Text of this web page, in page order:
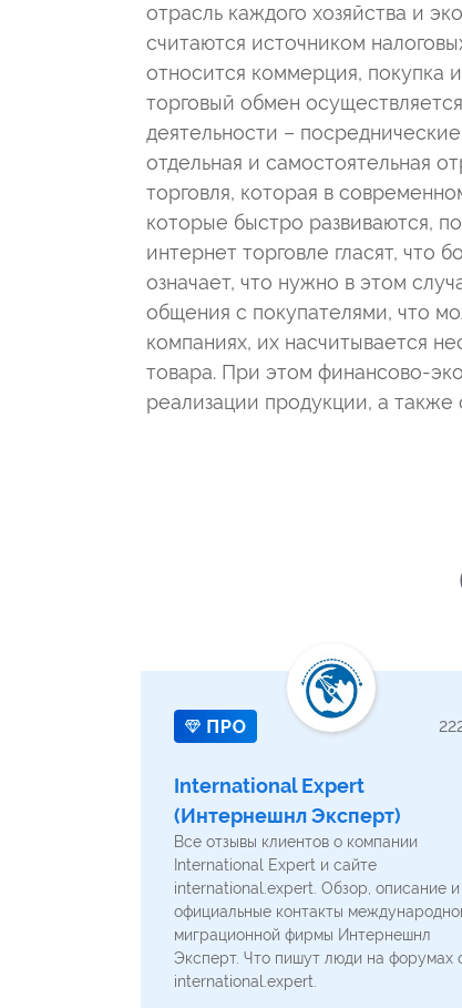
отрасль каждого хозяйства и
считаются источником
относится коммерция, покупка
торговый обмен
деятельности –
отдельная и самостоятельная
торговля, которая в
которые быстро развиваются,
интернет торговле гласят, что
означает, что нужно в этом
общения с покупателями, что
компаниях, их насчитывается
товара. При этом финансово-
реализации продукции, а также
International Expert
(Интернешнл Эксперт)
Все отзывы клиентов о компании
International Expert и сайте
international.expert. Обзор, описание и
официальные контакты
миграционной фирмы Интернешнл
Эксперт. Что пишут люди на форумах
international.expert.